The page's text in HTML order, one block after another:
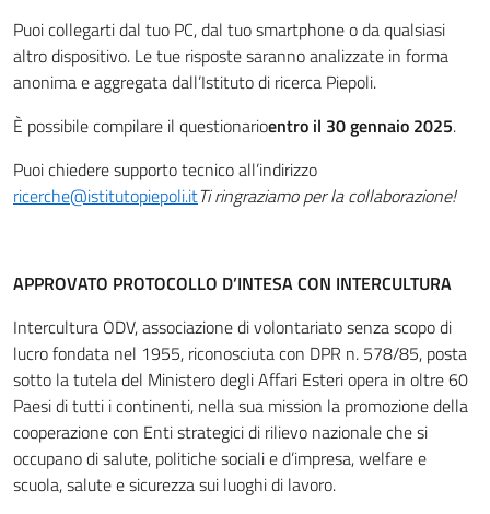
Puoi collegarti dal tuo PC, dal tuo smartphone o da qualsiasi
altro dispositivo. Le tue risposte saranno analizzate in forma
anonima e aggregata dall’Istituto di ricerca Piepoli.
È possibile compilare il questionarioentro il 30 gennaio 2025.
Puoi chiedere supporto tecnico all’indirizzo
ricerche@istitutopiepoli.itTi ringraziamo per la collaborazione!
APPROVATO PROTOCOLLO D’INTESA CON INTERCULTURA
Intercultura ODV, associazione di volontariato senza scopo di
lucro fondata nel 1955, riconosciuta con DPR n. 578/85, posta
sotto la tutela del Ministero degli Affari Esteri opera in oltre 60
Paesi di tutti i continenti, nella sua mission la promozione della
cooperazione con Enti strategici di rilievo nazionale che si
occupano di salute, politiche sociali e d’impresa, welfare e
scuola, salute e sicurezza sui luoghi di lavoro.